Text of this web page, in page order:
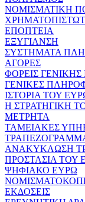
ΝΟΜΙΣΜΑΤΙΚΗ
ΕΠΟΠΤΕΙΑ
ΕΞΥΓΙΑΝΣΗ
ΣΥΣΤΗΜΑΤΑ
ΑΓΟΡΕΣ
ΦΟΡΕΙΣ
ΓΕΝΙΚΕΣ
ΙΣΤΟΡΙΑ ΤΟΥ
Η ΣΤΡΑΤΗΓΙΚΗ
ΜΕΤΡΗΤΑ
ΤΑΜΕΙΑΚΕΣ
ΑΝΑΚΥΚΛΩΣΗ
ΠΡΟΣΤΑΣΙΑ ΤΟΥ
ΨΗΦΙΑΚΟ ΕΥΡΩ
ΕΚΔΟΣΕΙΣ